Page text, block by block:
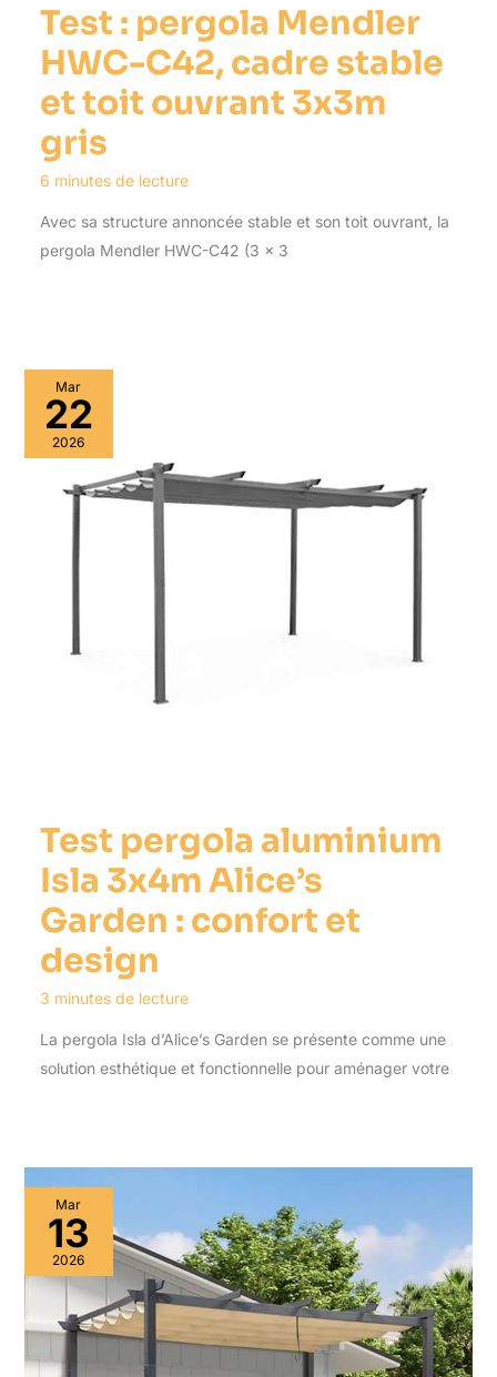
Test : pergola Mendler
HWC-C42, cadre stable
et toit ouvrant 3x3m
gris
6 minutes de lecture
Avec sa structure annoncée stable et son toit ouvrant, la
pergola Mendler HWC-C42 (3 x 3
Mar
22
2026
Test pergola aluminium
Isla 3x4m Alice’s
Garden : confort et
design
3 minutes de lecture
La pergola Isla d’Alice’s Garden se présente comme une
solution esthétique et fonctionnelle pour aménager votre
Mar
13
2026